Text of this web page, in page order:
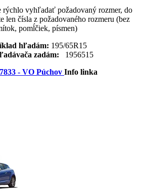
rýchlo vyhľadať požadovaný rozmer, do
len čísla z požadovaného rozmeru (bez
pomĺčiek, písmen)
hľadám: 195/65R15
zadám: 1956515
- VO Púchov Info linka